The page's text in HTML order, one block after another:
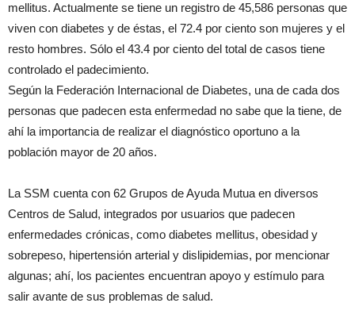
mellitus. Actualmente se tiene un registro de 45,586 personas que
viven con diabetes y de éstas, el 72.4 por ciento son mujeres y el
resto hombres. Sólo el 43.4 por ciento del total de casos tiene
controlado el padecimiento.
Según la Federación Internacional de Diabetes, una de cada dos
personas que padecen esta enfermedad no sabe que la tiene, de
ahí la importancia de realizar el diagnóstico oportuno a la
población mayor de 20 años.
La SSM cuenta con 62 Grupos de Ayuda Mutua en diversos
Centros de Salud, integrados por usuarios que padecen
enfermedades crónicas, como diabetes mellitus, obesidad y
sobrepeso, hipertensión arterial y dislipidemias, por mencionar
algunas; ahí, los pacientes encuentran apoyo y estímulo para
salir avante de sus problemas de salud.